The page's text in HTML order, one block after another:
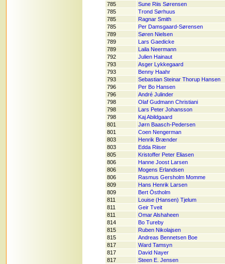
785
Sune Riis Sørensen
785
Trond Sørhuus
785
Ragnar Smith
785
Per Damsgaard-Sørensen
789
Søren Nielsen
789
Lars Gaedicke
789
Laila Neermann
792
Julien Hainaut
793
Asger Lykkegaard
793
Benny Haahr
793
Sebastian Steinar Thorup Hansen
796
Per Bo Hansen
796
André Julinder
798
Olaf Gudmann Christiani
798
Lars Peter Johansson
798
Kaj Abildgaard
801
Jørn Baasch-Pedersen
801
Coen Nengerman
803
Henrik Brænder
803
Edda Riiser
805
Kristoffer Peter Eliasen
806
Hanne Joost Larsen
806
Mogens Erlandsen
806
Rasmus Gersholm Momme
809
Hans Henrik Larsen
809
Bert Östholm
811
Louise (Hansen) Tjelum
811
Geir Tveit
811
Omar Alshaheen
814
Bo Tureby
815
Ruben Nikolajsen
815
Andreas Bennetsen Boe
817
Ward Tamsyn
817
David Nayer
817
Steen E. Jensen